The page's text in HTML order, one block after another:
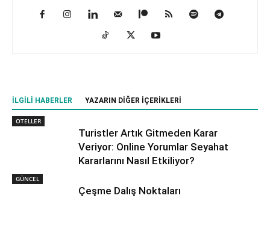
İLGILI HABERLER YAZARIN DIĞER İÇERIKLERI
OTELLER
Turistler Artık Gitmeden Karar
Veriyor: Online Yorumlar Seyahat
Kararlarını Nasıl Etkiliyor?
GÜNCEL
Çeşme Dalış Noktaları